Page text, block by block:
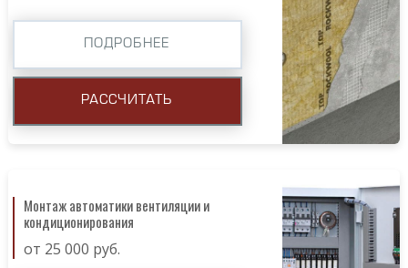
ПОДРОБНЕЕ
РАССЧИТАТЬ
Монтаж автоматики вентиляции и
кондиционирования
от 25 000 руб.